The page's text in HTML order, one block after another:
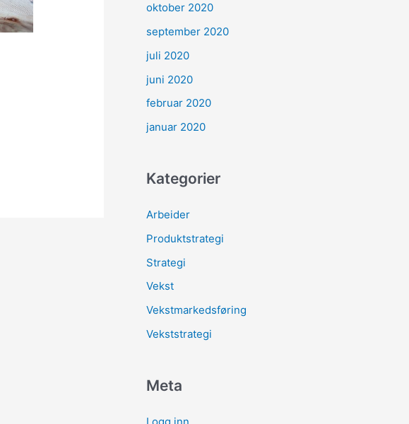
oktober 2020
september 2020
juli 2020
juni 2020
februar 2020
januar 2020
Kategorier
Arbeider
Produktstrategi
Strategi
Vekst
Vekstmarkedsføring
Vekststrategi
Meta